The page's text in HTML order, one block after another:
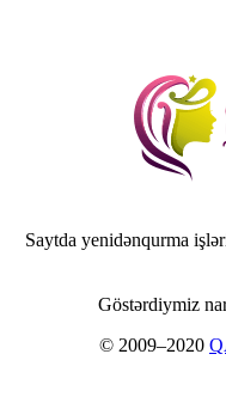
Saytda yenidənqurma
Göstərdiymiz
© 2009–2020